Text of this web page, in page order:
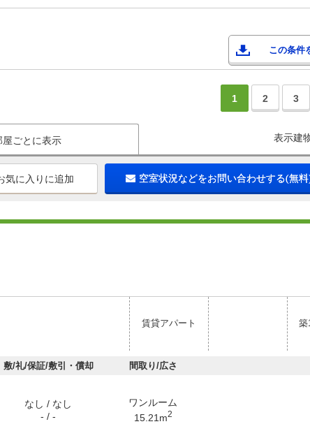
この条件
1 2 3
屋ごとに表示 表示建
気に入りに追加 空室状況などをお問い合わせする(無料
賃貸アパート 築
敷/礼/保証/敷引・償却 間取り/広さ
なし / なし
- / -
ワンルーム
15.21m2